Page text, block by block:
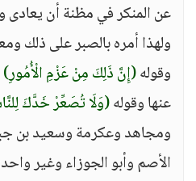
عن المنكر في مظنة أن يعادى
ولهذا أمره بالصبر على ذلك
وقوله(إِنَّ ذَلِكَ مِنْ عَزْمِ الْأُمُورِ)
عنها وقوله(وَلَا تُصَعِّرْ خَدَّكَ
ومجاهد وعكرمة وسعيد بن
الأصم وأبو الجوزاء وغير